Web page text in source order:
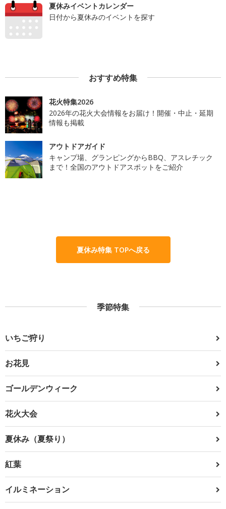
夏休みイベントカレンダー
日付から夏休みのイベントを探す
おすすめ特集
花火特集2026
2026年の花火大会情報をお届け！開催・中止・延期
情報も掲載
アウトドアガイド
キャンプ場、グランピングからBBQ、アスレチック
まで！全国のアウトドアスポットをご紹介
夏休み特集 TOPへ戻る
季節特集
いちご狩り
お花見
ゴールデンウィーク
花火大会
夏休み（夏祭り）
紅葉
イルミネーション